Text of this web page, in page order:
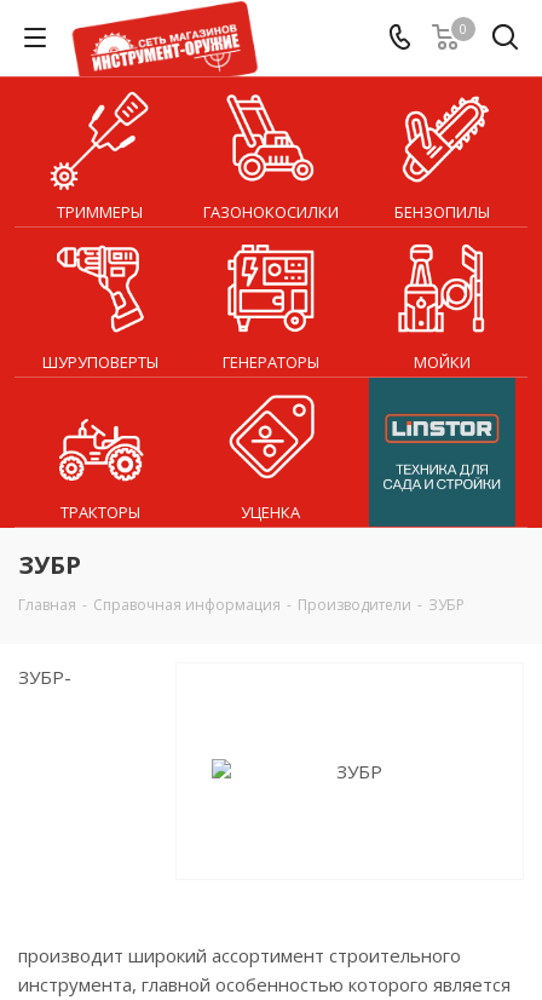
0
ТРИММЕРЫ ГАЗОНОКОСИЛКИ БЕНЗОПИЛЫ
ШУРУПОВЕРТЫ ГЕНЕРАТОРЫ МОЙКИ
ТРАКТОРЫ УЦЕНКА
ЗУБР
Главная - Справочная информация - Производители - ЗУБР
ЗУБР-
производит широкий ассортимент строительного
инструмента, главной особенностью которого является